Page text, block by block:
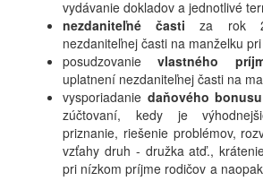
vydávanie dokladov a jednotlivé
nezdaniteľné časti za rok
nezdaniteľnej časti na manželku
posudzovanievlastného
uplatnení nezdaniteľnej časti na
vysporiadanie daňového
zúčtovaní, kedy je
priznanie, riešenie problémov,
vzťahy druh - družka atď.,
pri nízkom príjme rodičov a